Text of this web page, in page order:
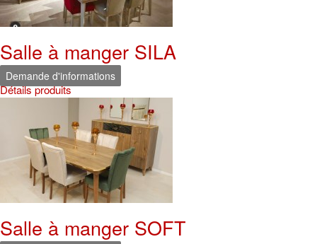
Salle à manger SILA
Demande d'informations
Détails produits
Salle à manger SOFT